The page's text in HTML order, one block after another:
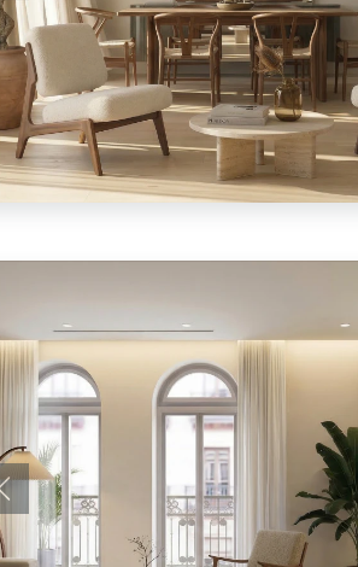
Anterior